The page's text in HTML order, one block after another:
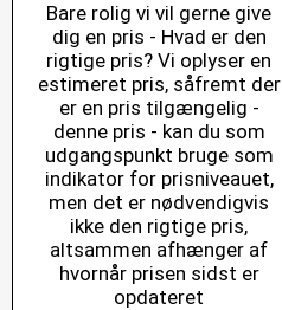
Bare rolig vi vil gerne give
dig en pris - Hvad er den
rigtige pris? Vi oplyser en
estimeret pris, såfremt der
er en pris tilgængelig -
denne pris - kan du som
udgangspunkt bruge som
indikator for prisniveauet,
men det er nødvendigvis
ikke den rigtige pris,
altsammen afhænger af
hvornår prisen sidst er
opdateret